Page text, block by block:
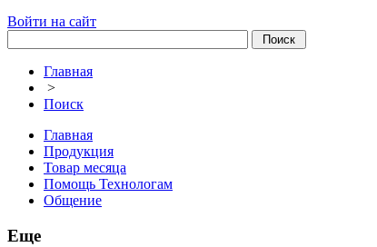
Войти на сайт
Главная
>
Поиск
Главная
Продукция
Товар месяца
Помощь Технологам
Общение
Еще